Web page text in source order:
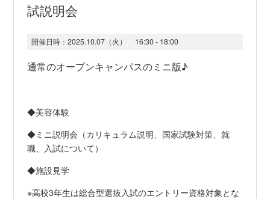
試説明会
開催日時： 2025.10.07（火） 16:30 - 18:00
通常のオープンキャンパスのミニ版♪
◆美容体験
◆ミニ説明会（カリキュラム説明、国家試験対策、就
職、入試について）
◆施設見学
※高校3年生は総合型選抜入試のエントリー資格対象とな